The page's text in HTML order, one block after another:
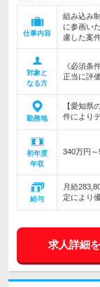
仕事内容
組み込み
に参画い
慮した案
対象と
なる方
《必須条
正当に評
勤務地
【愛知県
件により
初年度
年収
340万円～
給与
月給
定により
求人詳細